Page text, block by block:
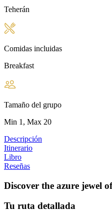
Teherán
Comidas incluidas
Breakfast
Tamaño del grupo
Min 1, Max 20
Descripción
Itinerario
Libro
Reseñas
Discover the azure jewel
Tu ruta detallada